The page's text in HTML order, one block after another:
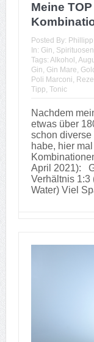
Meine
Posted By:
In: Gin, Spirituosen
Tags: Alkohol ,
Gin, Gin Mare,
Poli Marconi,
Tipp, Tonic
Nachdem
etwas über
schon diverse
habe, hier
April 2021):
Verhältnis 1:3
Water) Viel